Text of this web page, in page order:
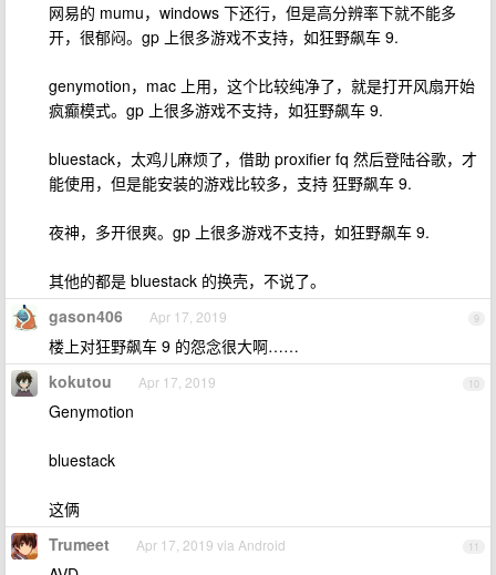
网易的 mumu，windows 下还行，但是高分辨率下就不能多
开，很郁闷。gp 上很多游戏不支持，如狂野飙车 9.
genymotion，mac 上用，这个比较纯净了，就是打开风扇开始
疯癫模式。gp 上很多游戏不支持，如狂野飙车 9.
bluestack，太鸡儿麻烦了，借助 proxifier fq 然后登陆谷歌，才
能使用，但是能安装的游戏比较多，支持 狂野飙车 9.
夜神，多开很爽。gp 上很多游戏不支持，如狂野飙车 9.
其他的都是 bluestack 的换壳，不说了。
9
gason406 Apr 17, 2019
楼上对狂野飙车 9 的怨念很大啊……
10
kokutou Apr 17, 2019
Genymotion
bluestack
这俩
11
Trumeet Apr 17, 2019 via Android